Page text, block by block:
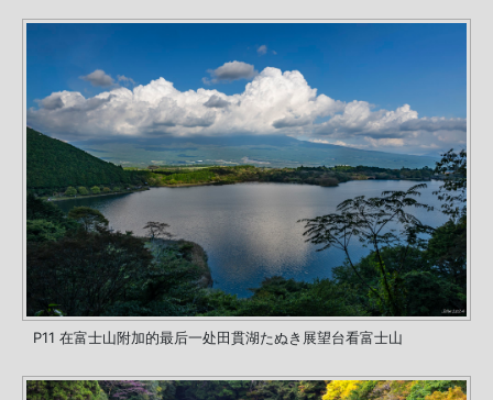
P11 在富士山附加的最后一处田貫湖たぬき展望台看富士山